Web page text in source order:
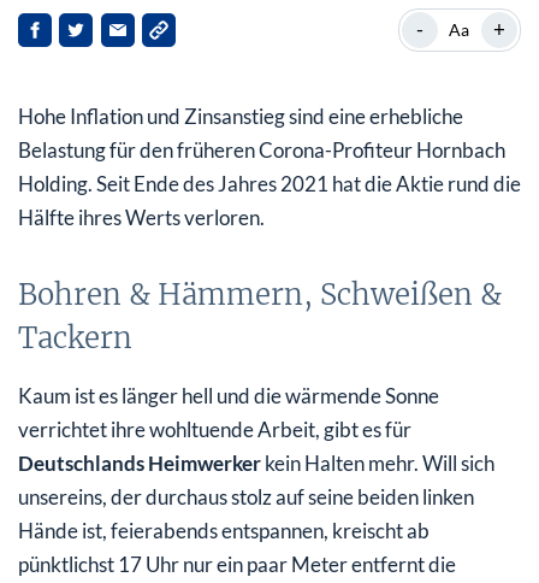
Bohren & Hämmern, Schweißen & Tackern
2022/2023: Umsatz hoch, Gewinn runter
Aktie kaufen oder nicht?
- Aa +
Hohe Inflation und Zinsanstieg sind eine erhebliche
Belastung für den früheren Corona-Profiteur Hornbach
Holding. Seit Ende des Jahres 2021 hat die Aktie rund die
Hälfte ihres Werts verloren.
Bohren & Hämmern, Schweißen &
Tackern
Kaum ist es länger hell und die wärmende Sonne
verrichtet ihre wohltuende Arbeit, gibt es für
Deutschlands Heimwerkerkein Halten mehr. Will sich
unsereins, der durchaus stolz auf seine beiden linken
Hände ist, feierabends entspannen, kreischt ab
pünktlichst 17 Uhr nur ein paar Meter entfernt die